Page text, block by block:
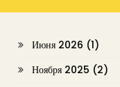
Июня 2026 (1)
Ноября 2025 (2)